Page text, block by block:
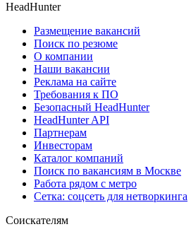
HeadHunter
Размещение вакансий
Поиск по резюме
О компании
Наши вакансии
Реклама на сайте
Требования к ПО
Безопасный HeadHunter
HeadHunter API
Партнерам
Инвесторам
Каталог компаний
Поиск по вакансиям в Москве
Работа рядом с метро
Сетка: соцсеть для нетворкинга
Соискателям